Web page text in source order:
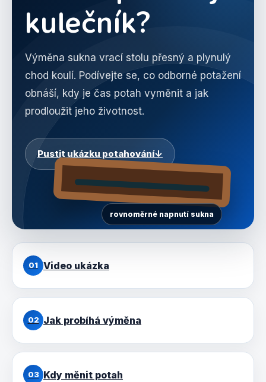
kulečník?
Výměna sukna vrací stolu přesný a plynulý
chod koulí. Podívejte se, co odborné potažení
obnáší, kdy je čas potah vyměnit a jak
prodloužit jeho životnost.
Pustit ukázku potahování↓
rovnoměrné napnutí sukna
01 Video ukázka
02 Jak probíhá výměna
03 Kdy měnit potah